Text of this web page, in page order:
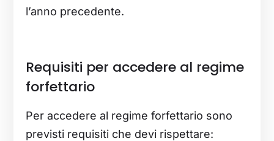
l’anno precedente.
Requisiti per accedere al regime
forfettario
Per accedere al regime forfettario sono
previsti requisiti che devi rispettare: